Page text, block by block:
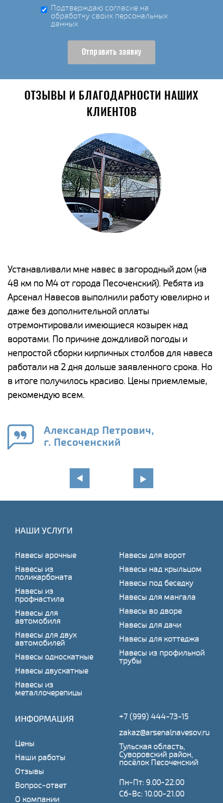
Подтверждаю согласие на
обработку своих персональных
данных
Отправить заявку
ОТЗЫВЫ И БЛАГОДАРНОСТИ НАШИХ
КЛИЕНТОВ
Устанавливали мне навес в загородный дом (на
48 км по М4 от города Песоченский). Ребята из
Арсенал Навесов выполнили работу ювелирно и
даже без дополнительной оплаты
отремонтировали имеющиеся козырек над
воротами. По причине дождливой погоды и
непростой сборки кирпичных столбов для навеса
работали на 2 дня дольше заявленного срока. Но
в итоге получилось красиво. Цены приемлемые,
рекомендую всем.
Александр Петрович,
г. Песоченский
НАШИ УСЛУГИ
Навесы арочные
Навесы из
поликарбоната
Навесы из
профнастила
Навесы для
автомобиля
Навесы для двух
автомобилей
Навесы односкатные
Навесы двускатные
Навесы из
металлочерепицы
Навесы для ворот
Навесы над крыльцом
Навесы под беседку
Навесы для мангала
Навесы во дворе
Навесы для дачи
Навесы для коттеджа
Навесы из профильной
трубы
ИНФОРМАЦИЯ
Цены
Наши работы
Отзывы
Вопрос-ответ
О компании
+7 (999) 444-73-15
zakaz@arsenalnavesov.ru
Тульская область,
Суворовский район,
посёлок Песоченский
Пн-Пт: 9.00-22.00
Сб-Вс: 10.00-21.00